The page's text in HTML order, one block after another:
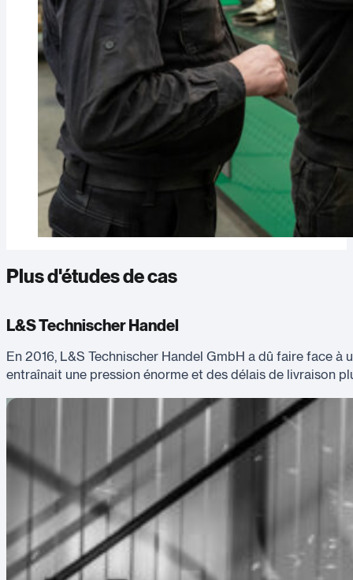
Plus d'études de cas
L&S Technischer Handel
En 2016, L&S Technischer Handel GmbH a dû faire face
entraînait une pression énorme et des délais de livraison